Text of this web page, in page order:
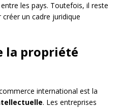
les pays. Toutefois, il reste
un cadre juridique
la propriété
international est la
. Les entreprises